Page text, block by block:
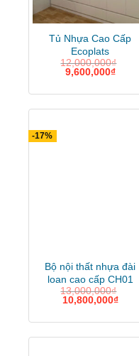
Tủ Nhựa Cao Cấp
Ecoplats
12,000,000₫
9,600,000₫
-17%
Bộ nội thất nhựa đài
loan cao cấp CH01
13,000,000₫
10,800,000₫